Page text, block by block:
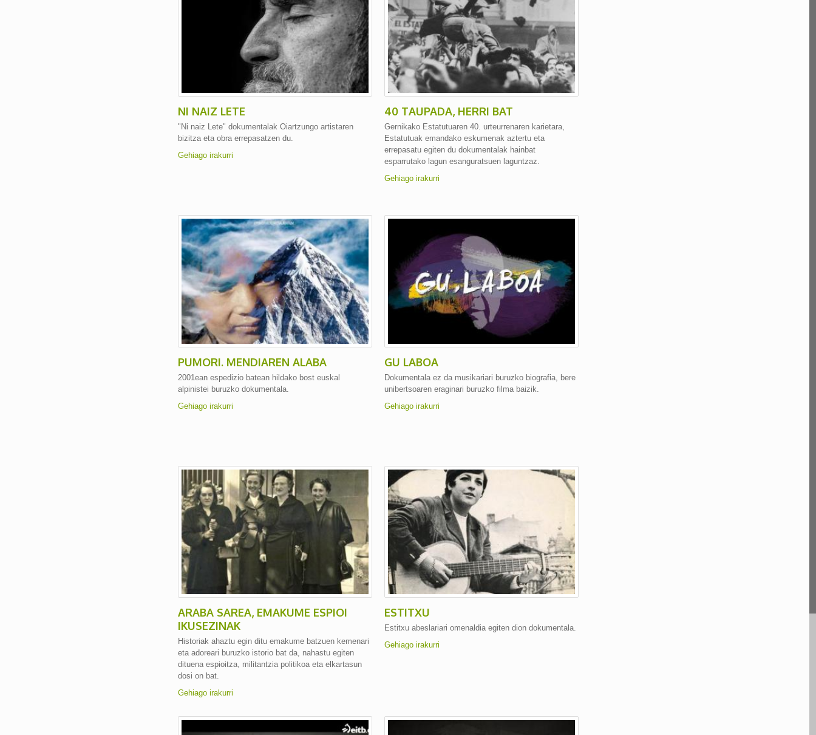
NI NAIZ LETE
"Ni naiz Lete" dokumentalak Oiartzungo artistaren
bizitza eta obra errepasatzen du.
Gehiago irakurri
40 TAUPADA, HERRI BAT
Gernikako Estatutuaren 40. urteurrenaren karietara,
Estatutuak emandako eskumenak aztertu eta
errepasatu egiten du dokumentalak hainbat
esparrutako lagun esanguratsuen laguntzaz.
Gehiago irakurri
PUMORI. MENDIAREN ALABA
2001ean espedizio batean hildako bost euskal
alpinistei buruzko dokumentala.
Gehiago irakurri
GU LABOA
Dokumentala ez da musikariari buruzko biografia, bere
unibertsoaren eraginari buruzko filma baizik.
Gehiago irakurri
ARABA SAREA, EMAKUME ESPIOI
IKUSEZINAK
Historiak ahaztu egin ditu emakume batzuen kemenari
eta adoreari buruzko istorio bat da, nahastu egiten
dituena espioitza, militantzia politikoa eta elkartasun
dosi on bat.
Gehiago irakurri
ESTITXU
Estitxu abeslariari omenaldia egiten dion dokumentala.
Gehiago irakurri